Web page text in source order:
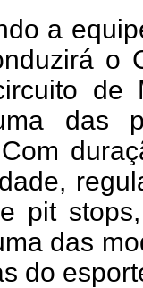
a
o
de
das
pit
das
do